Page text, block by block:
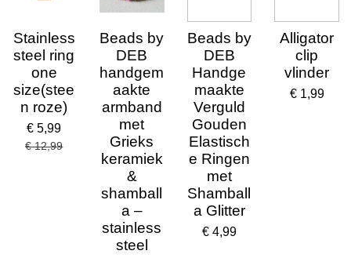
Stainless
steel ring
one
size(stee
n roze)
€ 5,99
€ 12,99
Beads by
DEB
handgem
aakte
armband
met
Grieks
keramiek
&
shamball
a –
stainless
steel
Beads by
DEB
Handge
maakte
Verguld
Gouden
Elastisch
e Ringen
met
Shamball
a Glitter
€ 4,99
Alligator
clip
vlinder
€ 1,99